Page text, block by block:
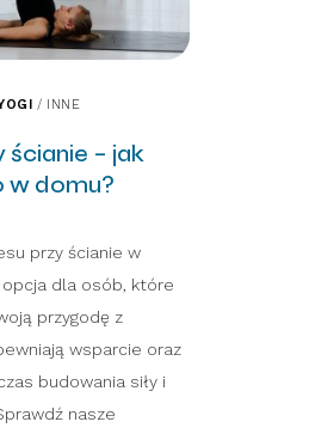
/ INNE
ścianie – jak
w domu?
przy ścianie w
dla osób, które
przygodę z
wsparcie oraz
budowania siły i
nasze